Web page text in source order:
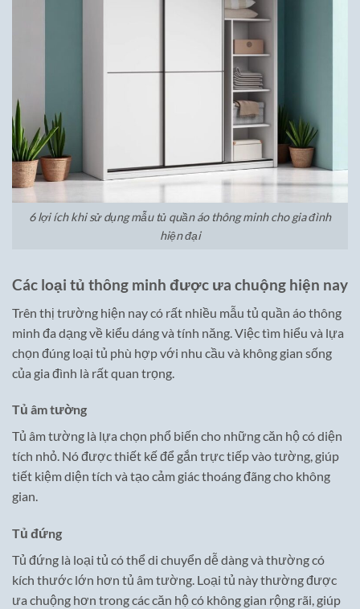
6 lợi ích khi sử dụng mẫu tủ quần áo thông minh cho gia đình
hiện đại
Các loại tủ thông minh được ưa chuộng hiện nay
Trên thị trường hiện nay có rất nhiều mẫu tủ quần áo thông
minh đa dạng về kiểu dáng và tính năng. Việc tìm hiểu và lựa
chọn đúng loại tủ phù hợp với nhu cầu và không gian sống
của gia đình là rất quan trọng.
Tủ âm tường
Tủ âm tường là lựa chọn phổ biến cho những căn hộ có diện
tích nhỏ. Nó được thiết kế để gắn trực tiếp vào tường, giúp
tiết kiệm diện tích và tạo cảm giác thoáng đãng cho không
gian.
Tủ đứng
Tủ đứng là loại tủ có thể di chuyển dễ dàng và thường có
kích thước lớn hơn tủ âm tường. Loại tủ này thường được
ưa chuộng hơn trong các căn hộ có không gian rộng rãi, giúp